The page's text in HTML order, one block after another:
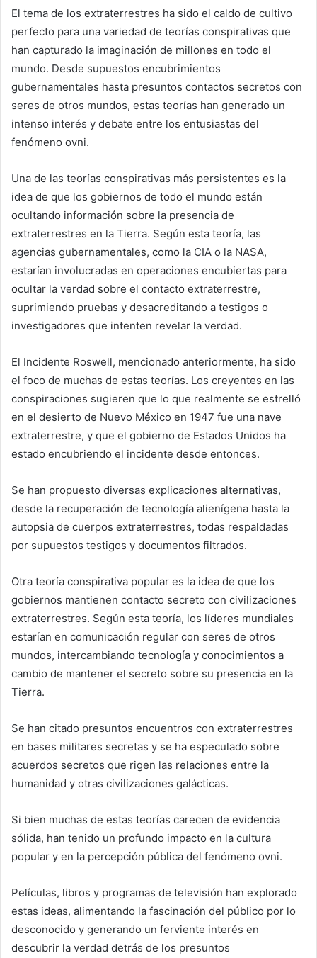
El tema de los extraterrestres ha sido el caldo de cultivo
perfecto para una variedad de teorías conspirativas que
han capturado la imaginación de millones en todo el
mundo. Desde supuestos encubrimientos
gubernamentales hasta presuntos contactos secretos con
seres de otros mundos, estas teorías han generado un
intenso interés y debate entre los entusiastas del
fenómeno ovni.
Una de las teorías conspirativas más persistentes es la
idea de que los gobiernos de todo el mundo están
ocultando información sobre la presencia de
extraterrestres en la Tierra. Según esta teoría, las
agencias gubernamentales, como la CIA o la NASA,
estarían involucradas en operaciones encubiertas para
ocultar la verdad sobre el contacto extraterrestre,
suprimiendo pruebas y desacreditando a testigos o
investigadores que intenten revelar la verdad.
El Incidente Roswell, mencionado anteriormente, ha sido
el foco de muchas de estas teorías. Los creyentes en las
conspiraciones sugieren que lo que realmente se estrelló
en el desierto de Nuevo México en 1947 fue una nave
extraterrestre, y que el gobierno de Estados Unidos ha
estado encubriendo el incidente desde entonces.
Se han propuesto diversas explicaciones alternativas,
desde la recuperación de tecnología alienígena hasta la
autopsia de cuerpos extraterrestres, todas respaldadas
por supuestos testigos y documentos filtrados.
Otra teoría conspirativa popular es la idea de que los
gobiernos mantienen contacto secreto con civilizaciones
extraterrestres. Según esta teoría, los líderes mundiales
estarían en comunicación regular con seres de otros
mundos, intercambiando tecnología y conocimientos a
cambio de mantener el secreto sobre su presencia en la
Tierra.
Se han citado presuntos encuentros con extraterrestres
en bases militares secretas y se ha especulado sobre
acuerdos secretos que rigen las relaciones entre la
humanidad y otras civilizaciones galácticas.
Si bien muchas de estas teorías carecen de evidencia
sólida, han tenido un profundo impacto en la cultura
popular y en la percepción pública del fenómeno ovni.
Películas, libros y programas de televisión han explorado
estas ideas, alimentando la fascinación del público por lo
desconocido y generando un ferviente interés en
descubrir la verdad detrás de los presuntos